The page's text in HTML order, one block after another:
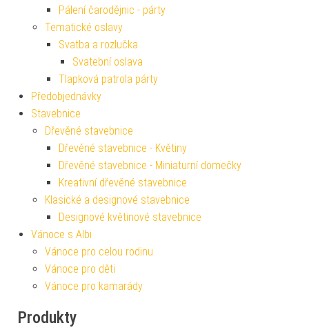
Pálení čarodějnic - párty
Tematické oslavy
Svatba a rozlučka
Svatební oslava
Tlapková patrola párty
Předobjednávky
Stavebnice
Dřevěné stavebnice
Dřevěné stavebnice - Květiny
Dřevěné stavebnice - Miniaturní domečky
Kreativní dřevěné stavebnice
Klasické a designové stavebnice
Designové květinové stavebnice
Vánoce s Albi
Vánoce pro celou rodinu
Vánoce pro děti
Vánoce pro kamarády
Produkty